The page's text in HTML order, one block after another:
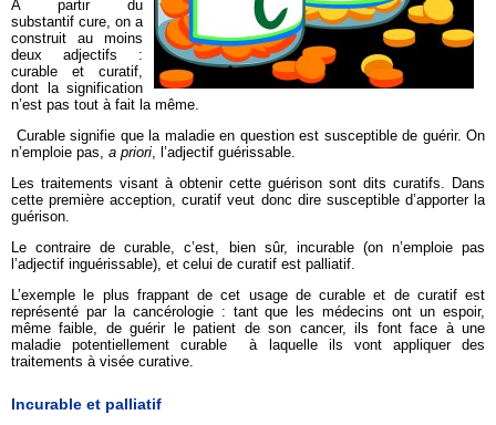
A partir du
substantif cure, on a
construit au moins
deux adjectifs :
curable et curatif,
dont la signification
n’est pas tout à fait la même.
Curable signifie que la maladie en question est susceptible de guérir. On
n’emploie pas, a priori , l’adjectif guérissable.
Les traitements visant à obtenir cette guérison sont dits curatifs. Dans
cette première acception, curatif veut donc dire susceptible d’apporter la
guérison.
Le contraire de curable, c’est, bien sûr, incurable (on n’emploie pas
l’adjectif inguérissable), et celui de curatif est palliatif.
L’exemple le plus frappant de cet usage de curable et de curatif est
représenté par la cancérologie : tant que les médecins ont un espoir,
même faible, de guérir le patient de son cancer, ils font face à une
maladie potentiellement curable à laquelle ils vont appliquer des
traitements à visée curative.
Incurable et palliatif